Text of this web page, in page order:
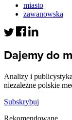
miasto
zawanowska
Dajemy do
Analizy i
niezależne polskie
Subskrybuj
Rekomendowane